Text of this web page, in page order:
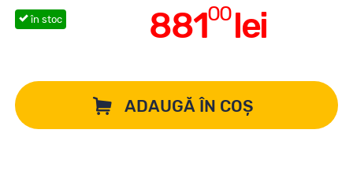
88100lei
în stoc
ADAUGĂ ÎN COȘ